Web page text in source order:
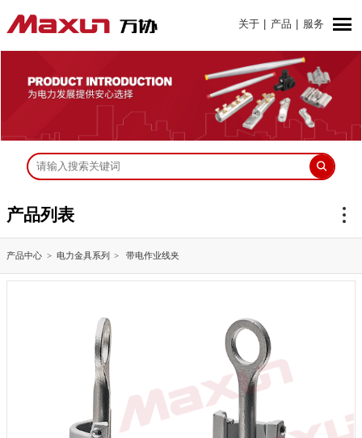
关于 产品 服务
产品列表
产品中心 电力金具系列 带电作业线夹